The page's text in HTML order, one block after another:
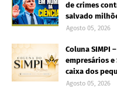
de crimes
salvado
Agosto 05, 2026
Coluna SIMPI
empresários
caixa dos
Agosto 05, 2026